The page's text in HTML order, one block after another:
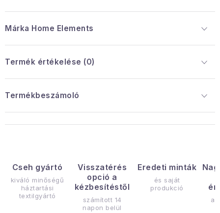
Cseh gyártó
kiváló minőségű
háztartási
textilgyártó
Visszatérés
opció a
kézbesítéstől
számított 14
napon belül
Eredeti minták
és saját
produkció
Márka Home Elements
Termék értékelése (0)
Termékbeszámoló